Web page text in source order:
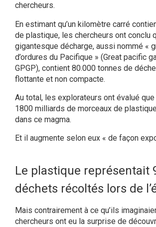
chercheurs.
En estimant qu’un kilomètre carré
de plastique, les chercheurs ont conclu
gigantesque décharge, aussi nommé «
d’ordures du Pacifique » (Great pacific
GPGP), contient 80.000 tonnes de
flottante et non compacte.
Au total, les explorateurs ont évalué
1800 milliards de morceaux de
dans ce magma.
Et il augmente selon eux « de façon
Le plastique représentait
déchets récoltés lors de
Mais contrairement à ce qu’ils
chercheurs ont eu la surprise de